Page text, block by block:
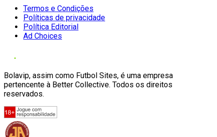
Termos e Condições
Políticas de privacidade
Política Editorial
Ad Choices
Bolavip, assim como Futbol Sites, é uma empresa
pertencente à Better Collective. Todos os direitos
reservados.